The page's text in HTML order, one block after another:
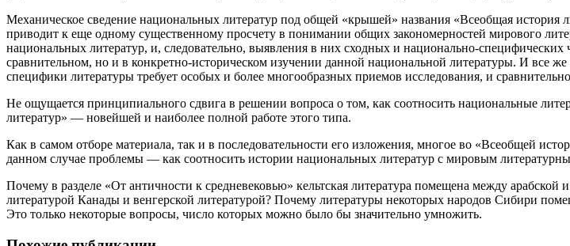
Механическое сведение национальных литератур под общей «крышей» названия «Всеобщая
приводит к еще одному существенному просчету в понимании общих закономерностей мирового
национальных литератур, и, следовательно, выявления в них сходных и национально-специфических
сравнительном, но и в конкретно-историческом изучении данной национальной литературы. И все
специфики литературы требует особых и более многообразных приемов исследования, и
Не ощущается принципиального сдвига в решении вопроса о том, как соотносить национальные
литератур» — новейшей и наиболее полной работе этого типа.
Как в самом отборе материала, так и в последовательности его изложения, многое во «Всеобщей
данном случае проблемы — как соотносить истории национальных литератур с мировым
Почему в разделе «От античности к средневековью» кельтская литература помещена между
литературой Канады и венгерской литературой? Почему литературы некоторых народов Сибири
Это только некоторые вопросы, число которых можно было бы значительно умножить.